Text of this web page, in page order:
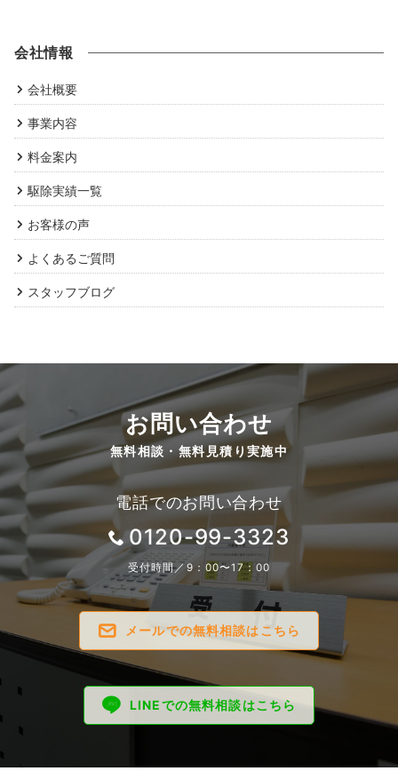
会社情報
会社概要
事業内容
料金案内
駆除実績一覧
お客様の声
よくあるご質問
スタッフブログ
お問い合わせ
無料相談・無料見積り実施中
電話でのお問い合わせ
0120-99-3323
受付時間／9：00〜17：00
メールでの無料相談はこちら
LINEでの無料相談はこちら